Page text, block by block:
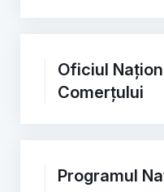
Oficiul
Comerțului
Programul